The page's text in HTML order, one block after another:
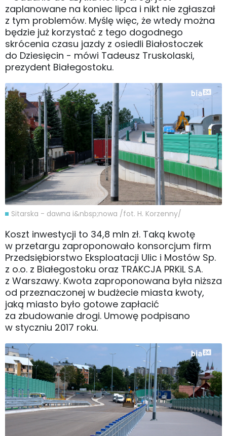
zaplanowane na koniec lipca i nikt nie zgłaszał
z tym problemów. Myślę więc, że wtedy można
będzie już korzystać z tego dogodnego
skrócenia czasu jazdy z osiedli Białostoczek
do Dziesięcin - mówi Tadeusz Truskolaski,
prezydent Białegostoku.
Sitarska - dawna i&nbsp;nowa /fot. H. Korzenny/
Koszt inwestycji to 34,8 mln zł. Taką kwotę
w przetargu zaproponowało konsorcjum firm
Przedsiębiorstwo Eksploatacji Ulic i Mostów Sp.
z o.o. z Białegostoku oraz TRAKCJA PRKiL S.A.
z Warszawy. Kwota zaproponowana była niższa
od przeznaczonej w budżecie miasta kwoty,
jaką miasto było gotowe zapłacić
za zbudowanie drogi. Umowę podpisano
w styczniu 2017 roku.